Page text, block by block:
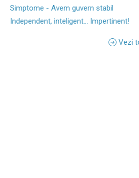
Simptome - Avem guvern stabil
Independent, inteligent... Impertinent!
Vezi